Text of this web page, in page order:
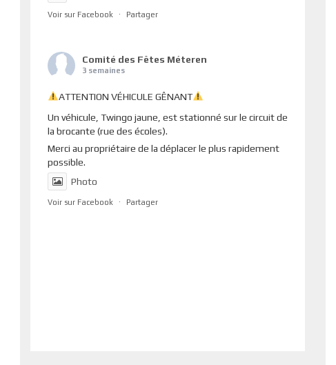
Voir sur Facebook · Partager
Comité des Fêtes Méteren
3 semaines
ATTENTION VÉHICULE GÊNANT
Un véhicule, Twingo jaune, est stationné sur le circuit de
la brocante (rue des écoles).
Merci au propriétaire de la déplacer le plus rapidement
possible.
Photo
Voir sur Facebook · Partager